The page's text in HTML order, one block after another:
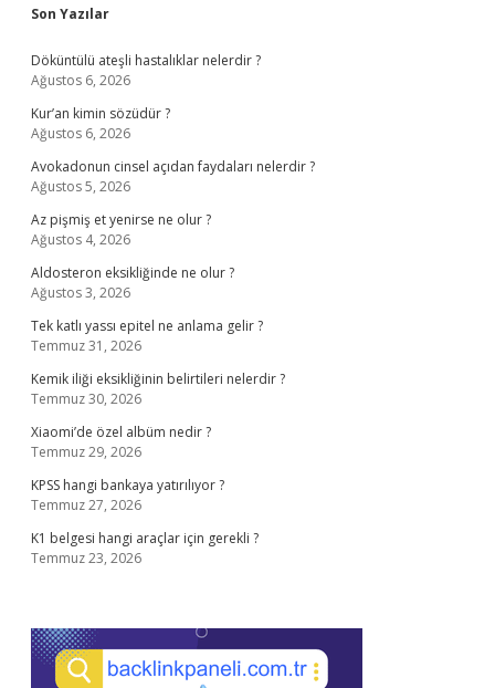
Sidebar
Son Yazılar
Döküntülü ateşli hastalıklar nelerdir ?
Ağustos 6, 2026
Kur’an kimin sözüdür ?
Ağustos 6, 2026
Avokadonun cinsel açıdan faydaları nelerdir ?
Ağustos 5, 2026
Az pişmiş et yenirse ne olur ?
Ağustos 4, 2026
Aldosteron eksikliğinde ne olur ?
Ağustos 3, 2026
Tek katlı yassı epitel ne anlama gelir ?
Temmuz 31, 2026
Kemik iliği eksikliğinin belirtileri nelerdir ?
Temmuz 30, 2026
Xiaomi’de özel albüm nedir ?
Temmuz 29, 2026
KPSS hangi bankaya yatırılıyor ?
Temmuz 27, 2026
K1 belgesi hangi araçlar için gerekli ?
Temmuz 23, 2026